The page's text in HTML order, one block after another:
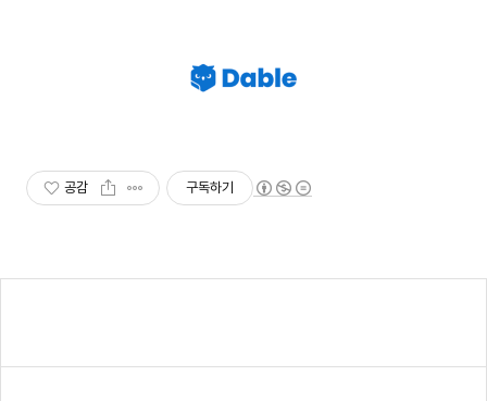
공감 구독하기